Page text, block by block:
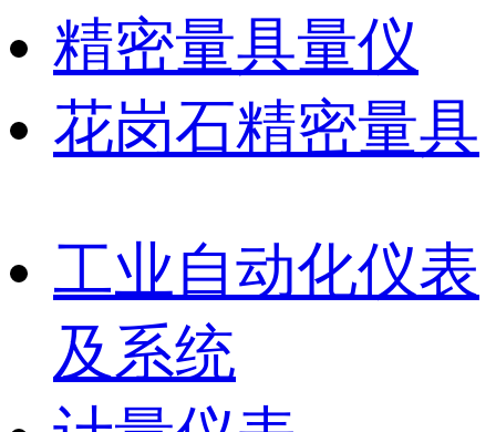
精密量具量仪
花岗石精密量具
工业自动化仪表
及系统